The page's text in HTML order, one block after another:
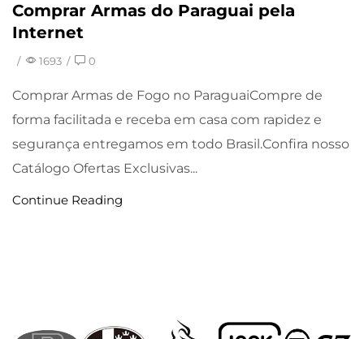
Uncategorized
Comprar Armas do Paraguai pela
Internet
/ 1693 / 0
Comprar Armas de Fogo no ParaguaiCompre de
forma facilitada e receba em casa com rapidez e
segurança entregamos em todo Brasil.Confira nosso
Catálogo Ofertas Exclusivas...
Continue Reading